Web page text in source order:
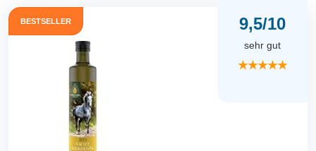
BESTSELLER 9,5/10
sehr gut
★★★★★